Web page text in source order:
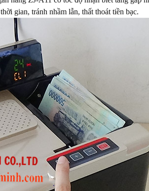
gian, tránh nhầm lẫn, thất thoát tiền bạc.